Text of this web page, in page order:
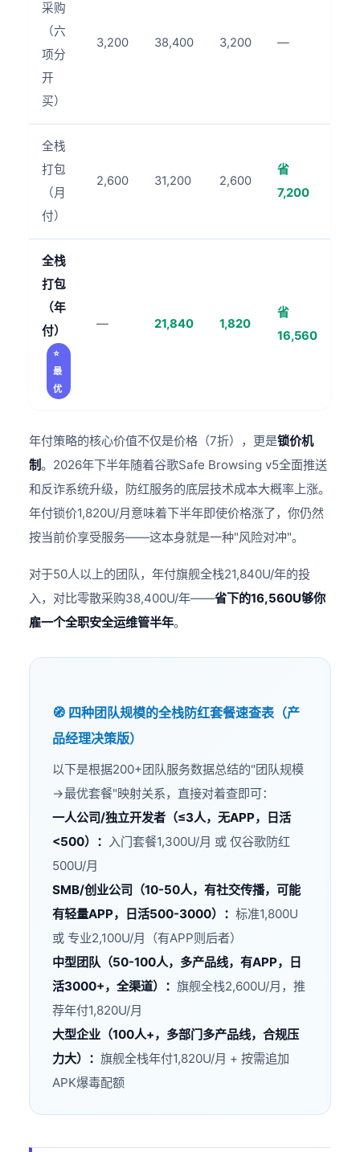
采购
（六
项分
开
买）
3,200 38,400 3,200 —
全栈
打包
（月
付）
2,600 31,200 2,600
省
7,200
全栈
打包
（年
付）
⭐
最
优
— 21,840 1,820
省
16,560
年付策略的核心价值不仅是价格（7折），更是锁价机
制。2026年下半年随着谷歌Safe Browsing v5全面推送
和反诈系统升级，防红服务的底层技术成本大概率上涨。
年付锁价1,820U/月意味着下半年即使价格涨了，你仍然
按当前价享受服务——这本身就是一种"风险对冲"。
对于50人以上的团队，年付旗舰全栈21,840U/年的投
入，对比零散采购38,400U/年——省下的16,560U够你
雇一个全职安全运维管半年。
🧭 四种团队规模的全栈防红套餐速查表（产
品经理决策版）
以下是根据200+团队服务数据总结的"团队规模
→最优套餐"映射关系，直接对着查即可：
一人公司/独立开发者（≤3人，无APP，日活
<500）： 入门套餐1,300U/月 或 仅谷歌防红
500U/月
SMB/创业公司（10-50人，有社交传播，可能
有轻量APP，日活500-3000）：标准1,800U
或 专业2,100U/月（有APP则后者）
中型团队（50-100人，多产品线，有APP，日
活3000+，全渠道）：旗舰全栈2,600U/月，推
荐年付1,820U/月
大型企业（100人+，多部门多产品线，合规压
力大）：旗舰全栈年付1,820U/月 + 按需追加
APK爆毒配额